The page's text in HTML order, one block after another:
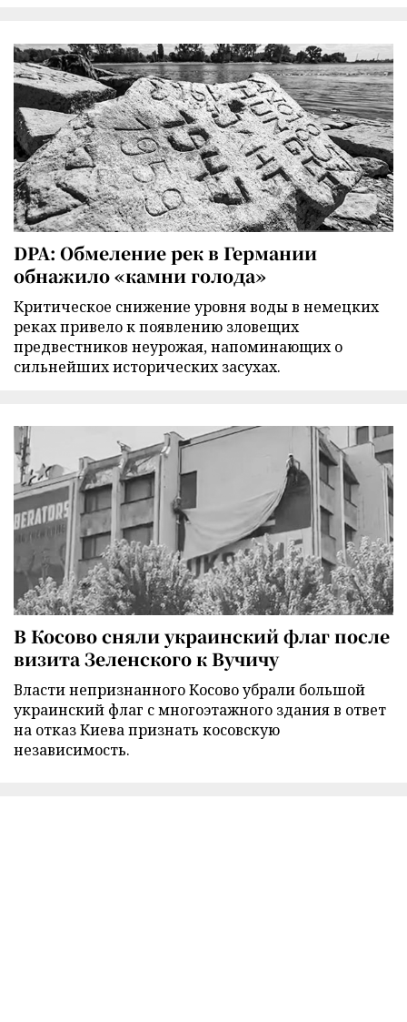
DPA: Обмеление рек в Германии
обнажило «камни голода»
Критическое снижение уровня воды в немецких
реках привело к появлению зловещих
предвестников неурожая, напоминающих о
сильнейших исторических засухах.
В Косово сняли украинский флаг после
визита Зеленского к Вучичу
Власти непризнанного Косово убрали большой
украинский флаг с многоэтажного здания в ответ
на отказ Киева признать косовскую
независимость.